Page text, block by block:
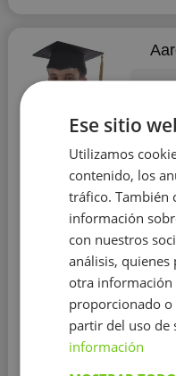
Matemáticas
Educación:
Experiencia: más de
Soy Aarón, un chico
educación, me
Ese sitio
Utilizamos
contenido, los
tráfico. También
información
con nuestros
análisis,
otra información
proporcionado o
partir del uso de
información